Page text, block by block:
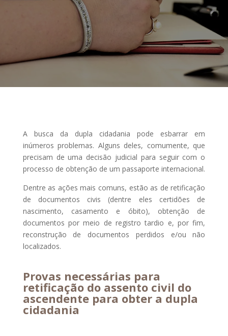
A busca da dupla cidadania pode esbarrar em
inúmeros problemas. Alguns deles, comumente, que
precisam de uma decisão judicial para seguir com o
processo de obtenção de um passaporte internacional.
Dentre as ações mais comuns, estão as de retificação
de documentos civis (dentre eles certidões de
nascimento, casamento e óbito), obtenção de
documentos por meio de registro tardio e, por fim,
reconstrução de documentos perdidos e/ou não
localizados.
Provas necessárias para
retificação do assento civil do
ascendente para obter a dupla
cidadania